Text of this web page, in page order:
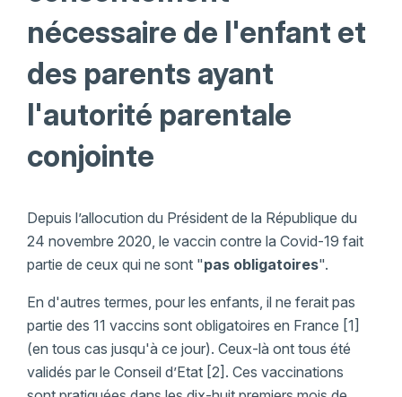
nécessaire de l'enfant et
des parents ayant
l'autorité parentale
conjointe
Depuis l’allocution du Président de la République du
24 novembre 2020, le vaccin contre la Covid-19 fait
partie de ceux qui ne sont "pas obligatoires".
En d'autres termes, pour les enfants, il ne ferait pas
partie des 11 vaccins sont obligatoires en France [1]
(en tous cas jusqu'à ce jour). Ceux-là ont tous été
validés par le Conseil d’Etat [2]. Ces vaccinations